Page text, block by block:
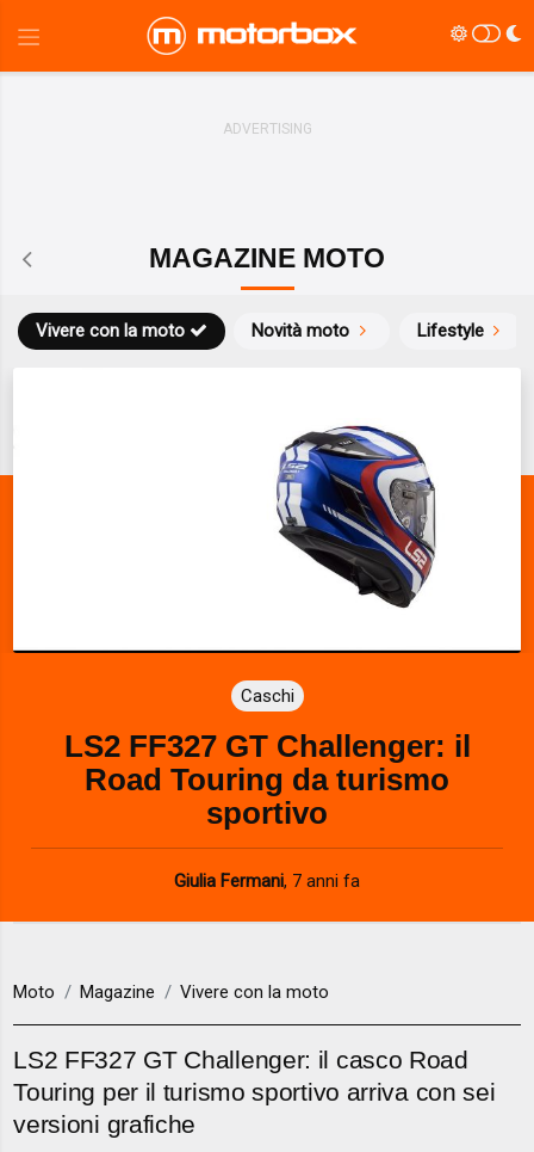
MAGAZINE MOTO
Novità moto
Vivere con la moto Lifestyle
Caschi
LS2 FF327 GT Challenger: il
Road Touring da turismo
sportivo
Giulia Fermani, 7 anni fa
Moto Magazine Vivere con la moto
LS2 FF327 GT Challenger: il casco Road
Touring per il turismo sportivo arriva con sei
versioni grafiche